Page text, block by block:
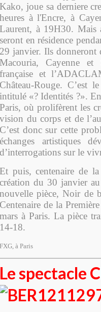
Kako, joue sa derniere
heures à l'Encre, à
Laurent, à 19H30. Mais
seront en résidence
29 janvier. Ils donneront
Macouria, Cayenne et
française et
Château-Rouge. C’est
intitulé «? Identités ?».
Paris, où prolifèrent les
vision du corps et de
C’est donc sur cette
échanges artistiques
d’interrogations sur le
Et puis, centenaire de
création du 30 janvier
nouvelle pièce, Noir de
Centenaire de la
mars à Paris. La pièce
14-18.
FXG, à Paris
Le spectacle